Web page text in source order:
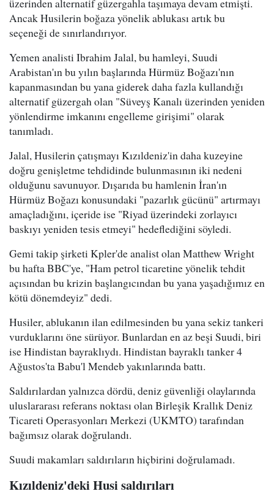
üzerinden alternatif güzergahla taşımaya devam etmişti.
Ancak Husilerin boğaza yönelik ablukası artık bu
seçeneği de sınırlandırıyor.
Yemen analisti Ibrahim Jalal, bu hamleyi, Suudi
Arabistan'ın bu yılın başlarında Hürmüz Boğazı'nın
kapanmasından bu yana giderek daha fazla kullandığı
alternatif güzergah olan "Süveyş Kanalı üzerinden yeniden
yönlendirme imkanını engelleme girişimi" olarak
tanımladı.
Jalal, Husilerin çatışmayı Kızıldeniz'in daha kuzeyine
doğru genişletme tehdidinde bulunmasının iki nedeni
olduğunu savunuyor. Dışarıda bu hamlenin İran'ın
Hürmüz Boğazı konusundaki "pazarlık gücünü" artırmayı
amaçladığını, içeride ise "Riyad üzerindeki zorlayıcı
baskıyı yeniden tesis etmeyi" hedeflediğini söyledi.
Gemi takip şirketi Kpler'de analist olan Matthew Wright
bu hafta BBC'ye, "Ham petrol ticaretine yönelik tehdit
açısından bu krizin başlangıcından bu yana yaşadığımız en
kötü dönemdeyiz" dedi.
Husiler, ablukanın ilan edilmesinden bu yana sekiz tankeri
vurduklarını öne sürüyor. Bunlardan en az beşi Suudi, biri
ise Hindistan bayraklıydı. Hindistan bayraklı tanker 4
Ağustos'ta Babu'l Mendeb yakınlarında battı.
Saldırılardan yalnızca dördü, deniz güvenliği olaylarında
uluslararası referans noktası olan Birleşik Krallık Deniz
Ticareti Operasyonları Merkezi (UKMTO) tarafından
bağımsız olarak doğrulandı.
Suudi makamları saldırıların hiçbirini doğrulamadı.
Kızıldeniz'deki Husi saldırıları